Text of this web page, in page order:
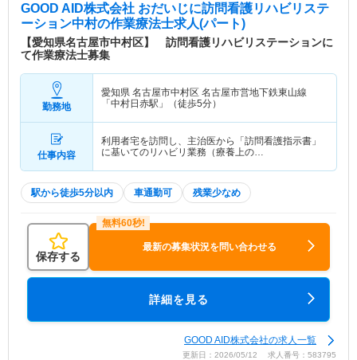
GOOD AID株式会社 おだいじに訪問看護リハビリステ
ーション中村の作業療法士求人(パート)
【愛知県名古屋市中村区】 訪問看護リハビリステーションに
て作業療法士募集
勤務地
愛知県 名古屋市中村区 名古屋市営地下鉄東山線
「中村日赤駅」（徒歩5分）
仕事内容
利用者宅を訪問し、主治医から「訪問看護指示書」
に基いてのリハビリ業務（療養上の…
駅から徒歩5分以内 車通勤可 残業少なめ
保存する
最新の募集状況を問い合わせる
詳細を見る
GOOD AID株式会社の求人一覧
更新日：2026/05/12 求人番号：583795